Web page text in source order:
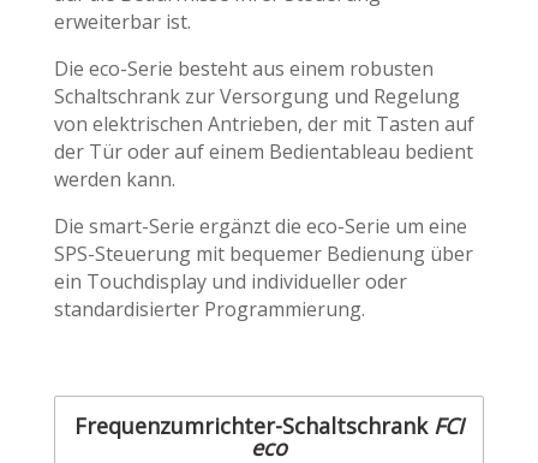
erweiterbar ist.
Die eco-Serie besteht aus einem robusten
Schaltschrank zur Versorgung und Regelung
von elektrischen Antrieben, der mit Tasten auf
der Tür oder auf einem Bedientableau bedient
werden kann.
Die smart-Serie ergänzt die eco-Serie um eine
SPS-Steuerung mit bequemer Bedienung über
ein Touchdisplay und individueller oder
standardisierter Programmierung.
Frequenzumrichter-Schaltschrank FCI
eco